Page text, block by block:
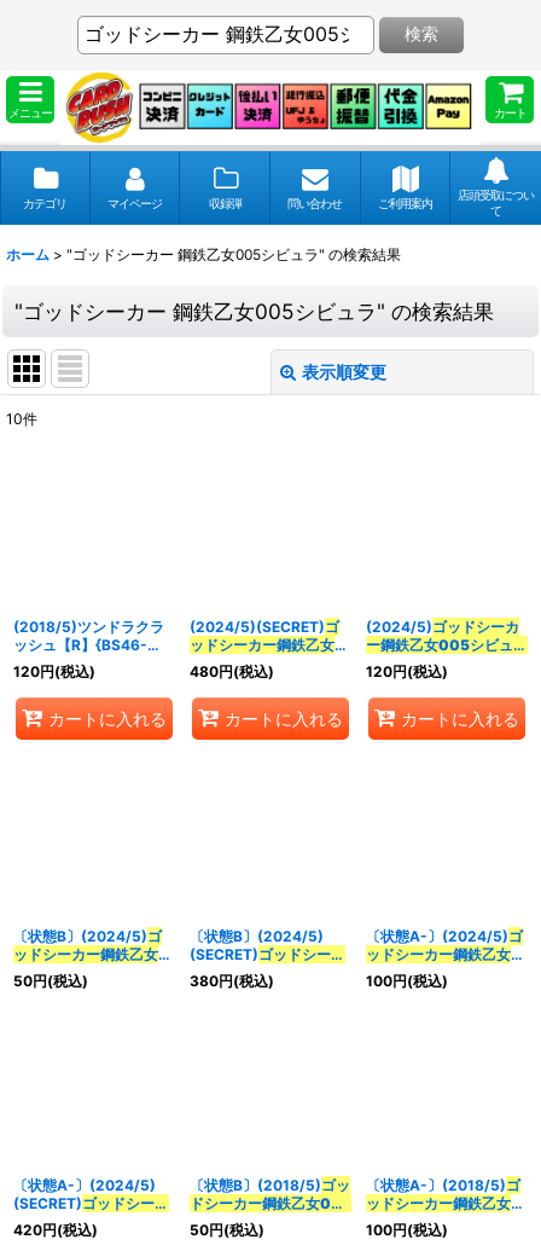
メニュー カート
検索
カテゴリ マイページ 収録弾 問い合わせ ご利用案内
店頭受取につい
て
ホーム > "ゴッドシーカー 鋼鉄乙女005シビュラ" の検索結果
"ゴッドシーカー 鋼鉄乙女005シビュラ" の検索結果
表示順変更
絞り込む
10件
(2018/5)ツンドラクラ
ッシュ【R】{BS46-
094}《白》
120円(税込)
カートに入れる
(2024/5)(SECRET)ゴ
ッドシーカー鋼鉄乙女
005シビュラ
様/LM2024収録)【C-
SEC】{BS46-042}
《白》
480円(税込)
カートに入れる
(2024/5)ゴッドシーカ
ー鋼鉄乙女005シビュラ
(Xレア仕様/LM2024収
録)【C】{BS46-042}
《白》
120円(税込)
カートに入れる
〔状態B〕(2024/5)ゴ
ッドシーカー鋼鉄乙女
005シビュラ
様/LM2024収録)【C】
50円(税込)
〔状態B〕(2024/5)
(SECRET)ゴッドシーカ
ー鋼鉄乙女005シビュラ
(Xレア仕様/LM2024収
380円(税込)
〔状態A-〕(2024/5)ゴ
ッドシーカー鋼鉄乙女
005シビュラ
様/LM2024収録)【C】
100円(税込)
〔状態A-〕(2024/5)
(SECRET)ゴッドシーカ
ー鋼鉄乙女005シビュラ
(Xレア仕様/LM2024収
420円(税込)
〔状態B〕(2018/5)ゴッ
ドシーカー鋼鉄乙女005
シビュラ【C】{BS46-
042}《白》
50円(税込)
〔状態A-〕(2018/5)ゴ
ッドシーカー鋼鉄乙女
005シビュラ
{BS46-042}《白》
100円(税込)